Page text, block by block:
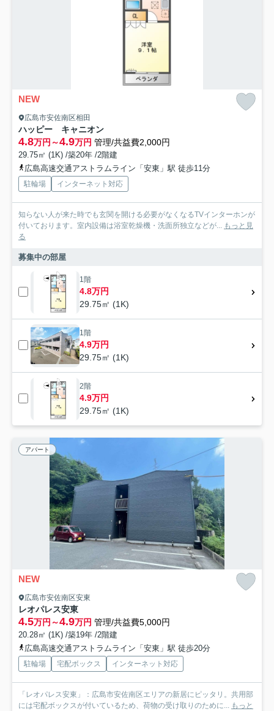
NEW
広島市安佐南区相田
ハッピー キャニオン
4.8万円～4.9万円 管理/共益費2,000円
29.75㎡ (1K) /築20年 /2階建
広島高速交通アストラムライン「安東」駅 徒歩11分
駐輪場 インターネット対応
知らない人が来た時でも玄関を開ける必要がなくなるTVインターホンが
付いております。室内設備は浴室乾燥機・洗面所独立などが... もっと見
る
募集中の部屋
1階
4.8万円
29.75㎡ (1K)
1階
4.9万円
29.75㎡ (1K)
2階
4.9万円
29.75㎡ (1K)
アパート
NEW
広島市安佐南区安東
レオパレス安東
4.5万円～4.9万円 管理/共益費5,000円
20.28㎡ (1K) /築19年 /2階建
広島高速交通アストラムライン「安東」駅 徒歩20分
駐輪場 宅配ボックス インターネット対応
「レオパレス安東」：広島市安佐南区エリアの新居にピッタリ。共用部
には宅配ボックスが付いているため、荷物の受け取りのために... もっと